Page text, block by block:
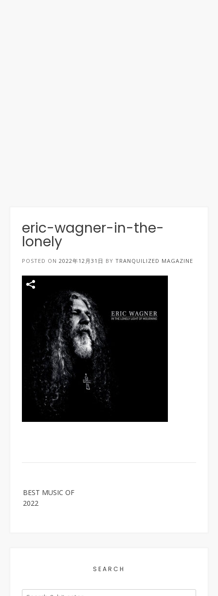
eric-wagner-in-the-
lonely
POSTED ON 2022年12月31日 BY TRANQUILIZED MAGAZINE
navigation
BEST MUSIC OF
2022
SEARCH